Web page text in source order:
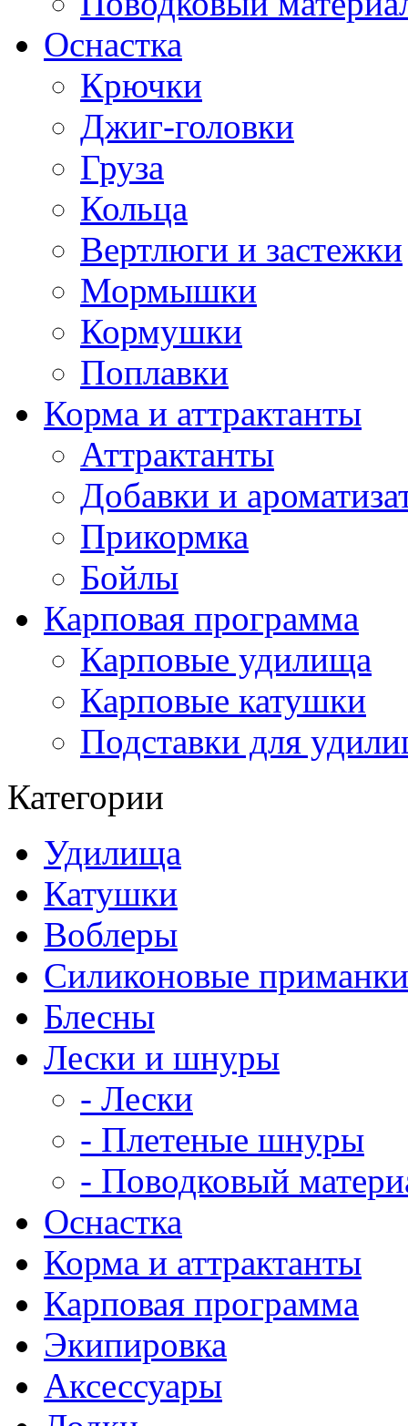
Оснастка
Крючки
Джиг-головки
Груза
Кольца
Вертлюги и застежки
Мормышки
Кормушки
Поплавки
Корма и аттрактанты
Аттрактанты
Добавки и
Прикормка
Бойлы
Карповая программа
Карповые удилища
Карповые катушки
Подставки для
Категории
Удилища
Катушки
Воблеры
Силиконовые приманки
Блесны
Лески и шнуры
- Лески
- Плетеные шнуры
- Поводковый
Оснастка
Корма и аттрактанты
Карповая программа
Экипировка
Аксессуары